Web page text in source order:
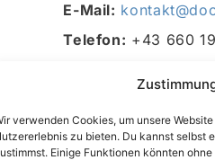
verwenden Cookies, um unsere
zu bieten. Du kannst selbst
Einige Funktionen könnten
E-Mail:
Telefon: +43 660
Traunsee, Österreich